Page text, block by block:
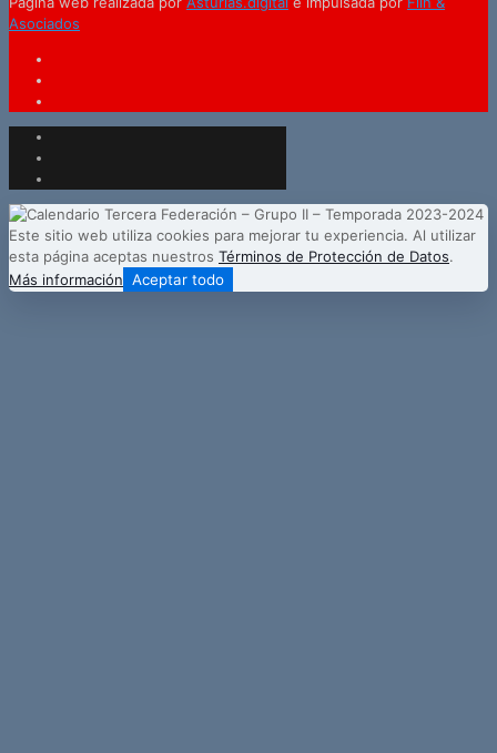
Asociados
Este sitio web utiliza cookies para mejorar tu experiencia. Al utilizar
esta página aceptas nuestros Términos de Protección de Datos.
Más información Aceptar todo